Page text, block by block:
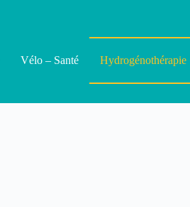
Vélo – Santé Hydrogénothérapie